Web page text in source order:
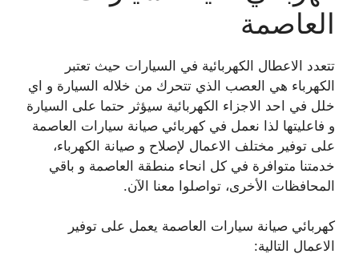
العاصمة
تتعدد الاعطال الكهربائية في السيارات حيث تعتبر
الكهرباء هي العصب الذي تتحرك من خلاله السيارة و اي
خلل في احد الاجزاء الكهربائية سيؤثر حتما على السيارة
و فاعليتها لذا نعمل في كهربائي صيانة سيارات العاصمة
على توفير مختلف الاعمال لإصلاح و صيانة الكهرباء،
خدمتنا متوافرة في كل انحاء منطقة العاصمة و باقي
المحافظات الأخرى، تواصلوا معنا الآن.
كهربائي صيانة سيارات العاصمة يعمل على توفير
الاعمال التالية: